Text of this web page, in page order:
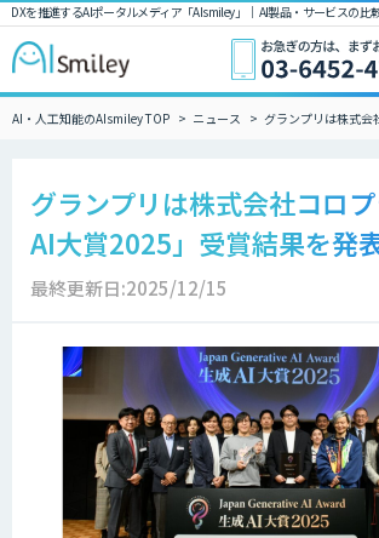
DXを推進するAIポータルメディア「AIsmiley」｜ AI製品・サービスの比
AI・人工知能のAIsmiley TOP ニュース グランプリは株式会
グランプリは株式会社コロ
AI大賞2025」受賞結果を発
最終更新日:2025/12/15